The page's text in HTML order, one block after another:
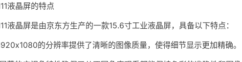
晶屏的特点
晶屏是由京东方生产的一款15.6寸工业液晶屏，具备以下特点：
的分辨率提供了清晰的图像质量，使得细节显示更加精确。